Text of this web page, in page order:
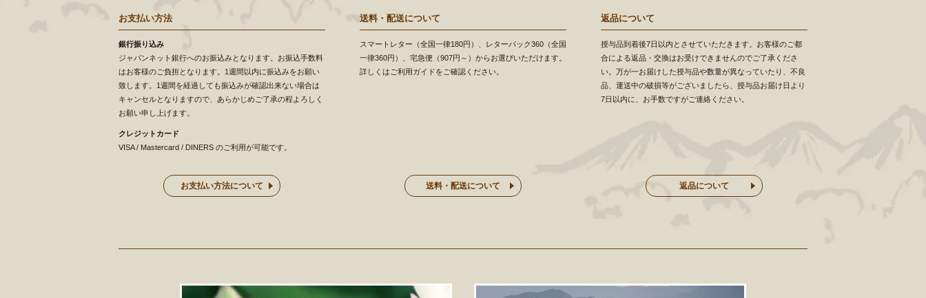
お支払い方法
銀行振り込み
ジャパンネット銀行へのお振込みとなります。お振込手数料
はお客様のご負担となります。1週間以内に振込みをお願い
致します。1週間を経過しても振込みが確認出来ない場合は
キャンセルとなりますので、あらかじめご了承の程よろしく
お願い申し上げます。
クレジットカード
VISA / Mastercard / DINERS のご利用が可能です。
お支払い方法について
送料・配送について
スマートレター（全国一律180円）、レターパック360（全国
一律360円）、宅急便（907円～）からお選びいただけます。
詳しくはご利用ガイドをご確認ください。
送料・配送について
返品について
授与品到着後7日以内とさせていただきます。お客様のご都
合による返品・交換はお受けできませんのでご了承くださ
い。万が一お届けした授与品や数量が異なっていたり、不良
品、運送中の破損等がございましたら、授与品お届け日より
7日以内に、お手数ですがご連絡ください。
返品について